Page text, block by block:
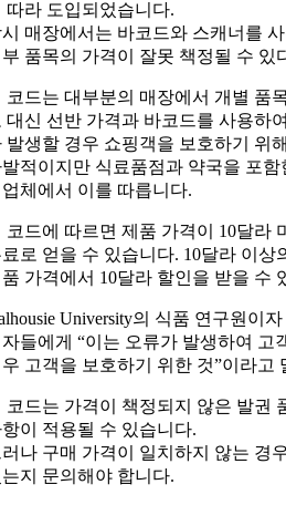
따라 도입되었습니다.
매장에서는 바코드와 스캐너를
품목의 가격이 잘못 책정될 수 있
코드는 대부분의 매장에서 개별 품
대신 선반 가격과 바코드를 사용하
발생할 경우 쇼핑객을 보호하기 위
적이지만 식료품점과 약국을 포
체에서 이를 따릅니다.
코드에 따르면 제품 가격이 10달라
로 얻을 수 있습니다. 10달라 이상
가격에서 10달라 할인을 받을 수
University의 식품 연구원이
들에게 “이는 오류가 발생하여 고
고객을 보호하기 위한 것”이라고
코드는 가격이 책정되지 않은 발권
이 적용될 수 있습니다.
나 구매 가격이 일치하지 않는 경
지 문의해야 합니다.